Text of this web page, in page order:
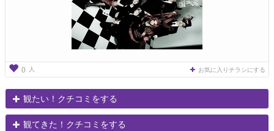
0 人 お気に入りチラシにする
観たい！クチコミをする
観てきた！クチコミをする